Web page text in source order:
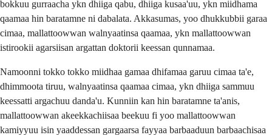
bokkuu gurraacha ykn dhiiga qabu, dhiiga kusaa'uu, ykn miidhama
qaamaa hin baratamne ni dabalata. Akkasumas, yoo dhukkubbii garaa
cimaa, mallattoowwan walnyaatinsa qaamaa, ykn mallattoowwan
istirookii agarsiisan argattan doktorii keessan qunnamaa.
Namoonni tokko tokko miidhaa gamaa dhifamaa garuu cimaa ta'e,
dhimmoota tiruu, walnyaatinsa qaamaa cimaa, ykn dhiiga sammuu
keessatti argachuu danda'u. Kunniin kan hin baratamne ta'anis,
mallattoowwan akeekkachiisaa beekuu fi yoo mallattoowwan
kamiyyuu isin yaaddessan gargaarsa fayyaa barbaaduun barbaachisaa